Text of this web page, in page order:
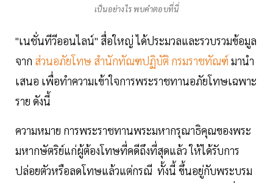
เป็นอย่างไร พบคำตอบที่นี่
"เนชั่นทีวีออนไลน์" สื่อใหญ่ ได้ประมวลและรวบรวมข้อมูล
จาก ส่วนอภัยโทษ สำนักทัณฑปฏิบัติ กรมราชทัณฑ์ มานำ
เสนอ เพื่อทำความเข้าใจการพระราชทานอภัยโทษเฉพาะ
ราย ดังนี้
ความหมาย การพระราชทานพระมหากรุณาธิคุณของพระ
มหากษัตริย์แก่ผู้ต้องโทษที่คดีถึงที่สุดแล้ว ให้ได้รับการ
ปล่อยตัวหรือลดโทษแล้วแต่กรณี ทั้งนี้ ขึ้นอยู่กับพระบรม